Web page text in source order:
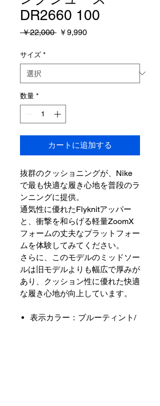
DR2660 100
￥22,000 通
格
￥9,990セ
価
サイズ *
数量 *
カートに追加する
抜群のクッショニングが、Nike
で最も快適な履き心地を普段のラ
ンニングに提供。
通気性に優れたFlyknitアッパー
と、衝撃を和らげる軽量ZoomX
フォームの丈夫なプラットフォー
ムを体験してみてください。
さらに、このモデルのミッドソー
ルは旧モデルよりも幅広で厚みが
あり、クッション性に優れた快適
な履き心地が向上しています。
表示カラー：ブルーティント/